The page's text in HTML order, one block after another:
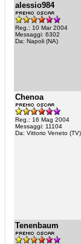
alessio984
Reg.: 10 Mar 2004
Messaggi: 6302
Da: Napoli (NA)
Chenoa
Reg.: 16 Mag 2004
Messaggi: 11104
Da: Vittorio Veneto (TV)
Tenenbaum